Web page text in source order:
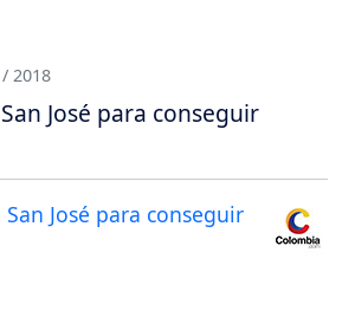
2018
José para conseguir